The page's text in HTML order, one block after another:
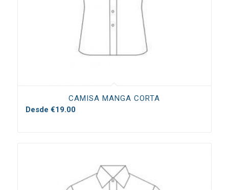
CAMISA MANGA CORTA
Desde €19.00